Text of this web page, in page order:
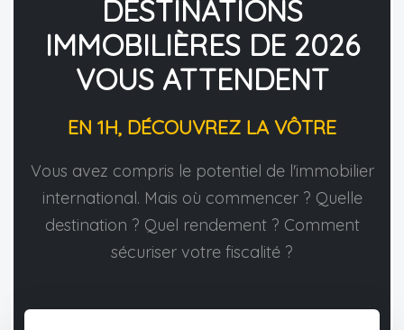
DESTINATIONS
IMMOBILIÈRES DE 2026
VOUS ATTENDENT
EN 1H, DÉCOUVREZ LA VÔTRE
Vous avez compris le potentiel de l'immobilier
international. Mais où commencer ? Quelle
destination ? Quel rendement ? Comment
sécuriser votre fiscalité ?